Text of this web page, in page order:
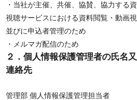
・当社が主催、共催、協賛、協力する
視聴サービスにおける資料閲覧・動画
並びに申込者管理のため
・メルマガ配信のため
２．個人情報保護管理者の氏名
連絡先
管理部 個人情報保護管理担当者